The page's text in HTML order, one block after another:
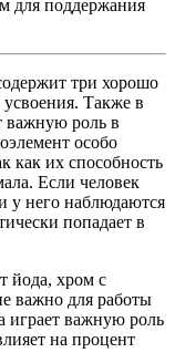
для поддержания
три хорошо
Также в
важную роль в
особо
как их способность
Если человек
у него наблюдаются
попадает в
йода, хром с
важно для работы
играет важную роль
на процент